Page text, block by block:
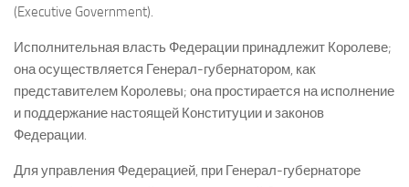
(Executive Government).
Исполнительная власть Федерации принадлежит Королеве;
она осуществляется Генерал-губернатором, как
представителем Королевы; она простирается на исполнение
и поддержание настоящей Конституции и законов
Федерации.
Для управления Федерацией, при Генерал-губернаторе